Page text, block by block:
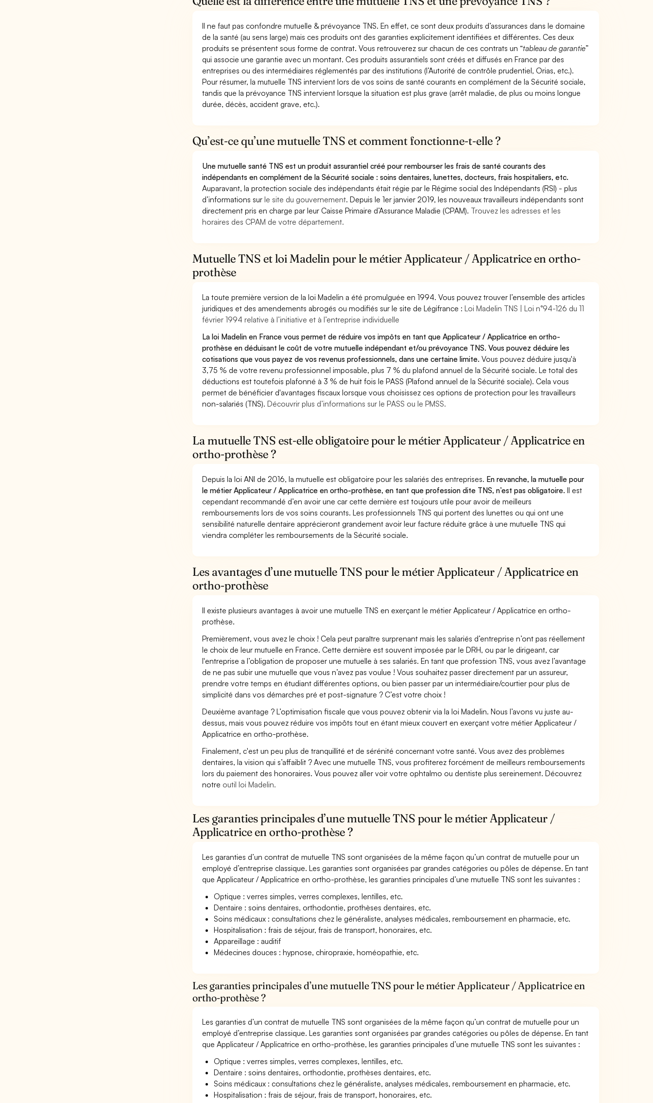
Il ne faut pas confondre mutuelle & prévoyance TNS. En effet, ce sont deux produits d’assurances dans le domaine
de la santé (au sens large) mais ces produits ont des garanties explicitement identifiées et différentes. Ces deux
produits se présentent sous forme de contrat. Vous retrouverez sur chacun de ces contrats un “tableau de garantie”
qui associe une garantie avec un montant. Ces produits assurantiels sont créés et diffusés en France par des
entreprises ou des intermédiaires réglementés par des institutions (l’Autorité de contrôle prudentiel, Orias, etc.).
Pour résumer, la mutuelle TNS intervient lors de vos soins de santé courants en complément de la Sécurité sociale,
tandis que la prévoyance TNS intervient lorsque la situation est plus grave (arrêt maladie, de plus ou moins longue
durée, décès, accident grave, etc.).
Qu’est-ce qu’une mutuelle TNS et comment fonctionne-t-elle ?
Une mutuelle santé TNS est un produit assurantiel créé pour rembourser les frais de santé courants des
indépendants en complément de la Sécurité sociale : soins dentaires, lunettes, docteurs, frais hospitaliers, etc.
Auparavant, la protection sociale des indépendants était régie par le Régime social des Indépendants (RSI) - plus
d’informations surle site du gouvernement. Depuis le 1er janvier 2019, les nouveaux travailleurs indépendants sont
directement pris en charge par leur Caisse Primaire d’Assurance Maladie (CPAM). Trouvez les adresses et les
horaires des CPAM de votre département.
Mutuelle TNS et loi Madelin pour le métier Applicateur / Applicatrice en ortho-
prothèse
La toute première version de la loi Madelin a été promulguée en 1994. Vous pouvez trouver l’ensemble des articles
juridiques et des amendements abrogés ou modifiés sur le site de Légifrance :Loi Madelin TNS | Loi n°94-126 du 11
février 1994 relative à l’initiative et à l’entreprise individuelle
La loi Madelin en France vous permet de réduire vos impôts en tant que Applicateur / Applicatrice en ortho-
prothèse en déduisant le coût de votre mutuelle indépendant et/ou prévoyance TNS. Vous pouvez déduire les
cotisations que vous payez de vos revenus professionnels, dans une certaine limite.Vous pouvez déduire jusqu'à
3,75 % de votre revenu professionnel imposable, plus 7 % du plafond annuel de la Sécurité sociale. Le total des
déductions est toutefois plafonné à 3 % de huit fois le PASS (Plafond annuel de la Sécurité sociale). Cela vous
permet de bénéficier d'avantages fiscaux lorsque vous choisissez ces options de protection pour les travailleurs
non-salariés (TNS).Découvrir plus d’informations sur le PASS ou le PMSS.
La mutuelle TNS est-elle obligatoire pour le métier Applicateur / Applicatrice en
ortho-prothèse ?
Depuis la loi ANI de 2016, la mutuelle est obligatoire pour les salariés des entreprises. En revanche, la mutuelle pour
le métier Applicateur / Applicatrice en ortho-prothèse, en tant que profession dite TNS, n’est pas obligatoire.Il est
cependant recommandé d’en avoir une car cette dernière est toujours utile pour avoir de meilleurs
remboursements lors de vos soins courants. Les professionnels TNS qui portent des lunettes ou qui ont une
sensibilité naturelle dentaire apprécieront grandement avoir leur facture réduite grâce à une mutuelle TNS qui
viendra compléter les remboursements de la Sécurité sociale.
Les avantages d’une mutuelle TNS pour le métier Applicateur / Applicatrice en
ortho-prothèse
Il existe plusieurs avantages à avoir une mutuelle TNS en exerçant le métier Applicateur / Applicatrice en ortho-
prothèse.
Premièrement, vous avez le choix ! Cela peut paraître surprenant mais les salariés d’entreprise n’ont pas réellement
le choix de leur mutuelle en France. Cette dernière est souvent imposée par le DRH, ou par le dirigeant, car
l'entreprise a l’obligation de proposer une mutuelle à ses salariés. En tant que profession TNS, vous avez l’avantage
de ne pas subir une mutuelle que vous n’avez pas voulue ! Vous souhaitez passer directement par un assureur,
prendre votre temps en étudiant différentes options, ou bien passer par un intermédiaire/courtier pour plus de
simplicité dans vos démarches pré et post-signature ? C’est votre choix !
Deuxième avantage ? L’optimisation fiscale que vous pouvez obtenir via la loi Madelin. Nous l’avons vu juste au-
dessus, mais vous pouvez réduire vos impôts tout en étant mieux couvert en exerçant votre métier Applicateur /
Applicatrice en ortho-prothèse.
Finalement, c'est un peu plus de tranquillité et de sérénité concernant votre santé. Vous avez des problèmes
dentaires, la vision qui s’affaiblit ? Avec une mutuelle TNS, vous profiterez forcément de meilleurs remboursements
lors du paiement des honoraires. Vous pouvez aller voir votre ophtalmo ou dentiste plus sereinement. Découvrez
notre outil loi Madelin.
Les garanties principales d’une mutuelle TNS pour le métier Applicateur /
Applicatrice en ortho-prothèse ?
Les garanties d’un contrat de mutuelle TNS sont organisées de la même façon qu’un contrat de mutuelle pour un
employé d’entreprise classique. Les garanties sont organisées par grandes catégories ou pôles de dépense. En tant
que Applicateur / Applicatrice en ortho-prothèse, les garanties principales d’une mutuelle TNS sont les suivantes :
Optique : verres simples, verres complexes, lentilles, etc.
Dentaire : soins dentaires, orthodontie, prothèses dentaires, etc.
Soins médicaux : consultations chez le généraliste, analyses médicales, remboursement en pharmacie, etc.
Hospitalisation : frais de séjour, frais de transport, honoraires, etc.
Appareillage : auditif
Médecines douces : hypnose, chiropraxie, homéopathie, etc.
Les garanties principales d’une mutuelle TNS pour le métier Applicateur / Applicatrice en
ortho-prothèse ?
Les garanties d’un contrat de mutuelle TNS sont organisées de la même façon qu’un contrat de mutuelle pour un
employé d’entreprise classique. Les garanties sont organisées par grandes catégories ou pôles de dépense. En tant
que Applicateur / Applicatrice en ortho-prothèse, les garanties principales d’une mutuelle TNS sont les suivantes :
Optique : verres simples, verres complexes, lentilles, etc.
Dentaire : soins dentaires, orthodontie, prothèses dentaires, etc.
Soins médicaux : consultations chez le généraliste, analyses médicales, remboursement en pharmacie, etc.
Hospitalisation : frais de séjour, frais de transport, honoraires, etc.